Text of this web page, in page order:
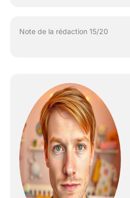
Note de la rédaction 15/20